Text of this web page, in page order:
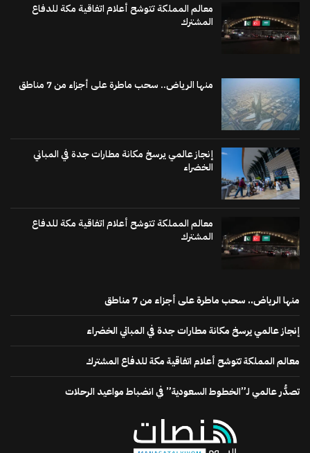
معالم المملكة تتوشح أعلام اتفاقية مكة للدفاع
المشترك
منها الرياض.. سحب ماطرة على أجزاء من 7 مناطق
إنجاز عالمي يرسخ مكانة مطارات جدة في المباني
الخضراء
معالم المملكة تتوشح أعلام اتفاقية مكة للدفاع
المشترك
منها الرياض.. سحب ماطرة على أجزاء من 7 مناطق
إنجاز عالمي يرسخ مكانة مطارات جدة في المباني الخضراء
معالم المملكة تتوشح أعلام اتفاقية مكة للدفاع المشترك
تصدُّر عالمي لـ”الخطوط السعودية” في انضباط مواعيد الرحلات